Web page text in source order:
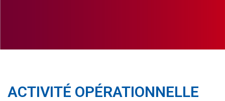
ACTIVITÉ OPÉRATIONNELLE